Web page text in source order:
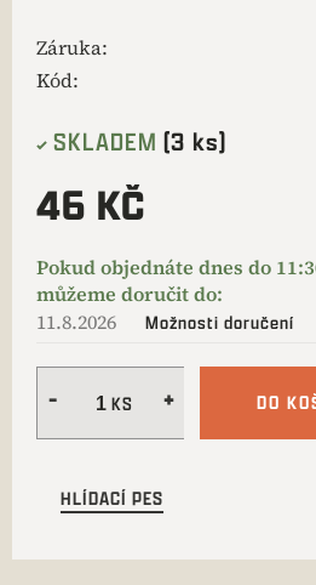
Záruka:
Kód:
SKLADEM (3 ks)
46 KČ
11.8.2026 Možnosti doručení
DO
HLÍDACÍ PES